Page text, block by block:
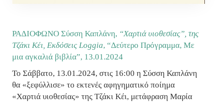
ΡΑΔΙΟΦΩΝΟ Σύσση Καπλάνη, “Χαρτιά υιοθεσίας”, της
Τζάκι Κέι, Εκδόσεις Loggia, “Δεύτερο Πρόγραμμα, Με
μια αγκαλιά βιβλία”, 13.01.2024
Το Σάββατο, 13.01.2024, στις 16:00 η Σύσση Καπλάνη
θα «ξεφύλλισε» το εκτενές αφηγηματικό ποίημα
«Χαρτιά υιοθεσίας» της Τζάκι Κέι, μετάφραση Μαρία